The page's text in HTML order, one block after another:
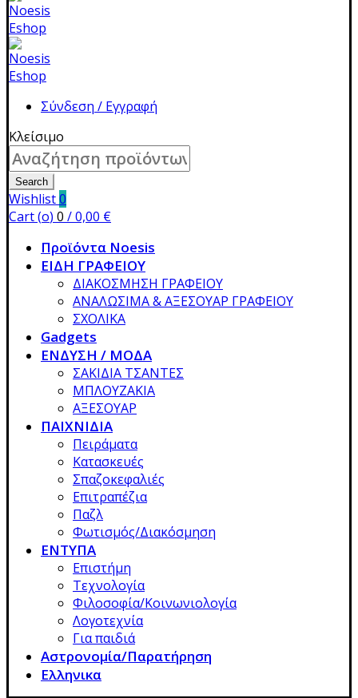
Σύνδεση / Εγγραφή
Κλείσιμο
Search
for:
Search
Wishlist0
Cart (o) 0 /0,00 €
Προϊόντα Noesis
ΕΙΔΗ ΓΡΑΦΕΙΟΥ
ΔΙΑΚΟΣΜΗΣΗ ΓΡΑΦΕΙΟΥ
ΑΝΑΛΩΣΙΜΑ & ΑΞΕΣΟΥΑΡ ΓΡΑΦΕΙΟΥ
ΣΧΟΛΙΚΑ
Gadgets
ΕΝΔΥΣΗ / ΜΟΔΑ
ΣΑΚΙΔΙΑ ΤΣΑΝΤΕΣ
ΜΠΛΟΥΖΑΚΙΑ
ΑΞΕΣΟΥΑΡ
ΠΑΙΧΝΙΔΙΑ
Πειράματα
Κατασκευές
Σπαζοκεφαλιές
Επιτραπέζια
Παζλ
Φωτισμός/Διακόσμηση
ΕΝΤΥΠΑ
Επιστήμη
Τεχνολογία
Φιλοσοφία/Κοινωνιολογία
Λογοτεχνία
Για παιδιά
Αστρονομία/Παρατήρηση
Ελληνικα